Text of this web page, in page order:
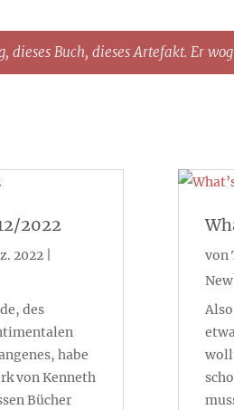
dieses Buch, dieses Artefakt. Er
2022
2022
des
habe
von Kenneth
Bücher
von